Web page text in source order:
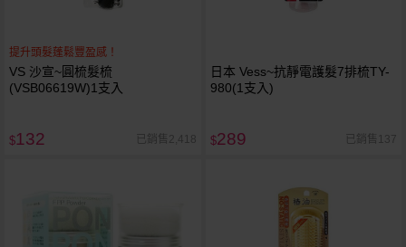
提升頭髮蓬鬆豐盈感！
VS 沙宣~圓梳髮梳
(VSB06619W)1支入
$132 已銷售2,418
日本 Vess~抗靜電護髮7排梳TY-
980(1支入)
$289 已銷售137